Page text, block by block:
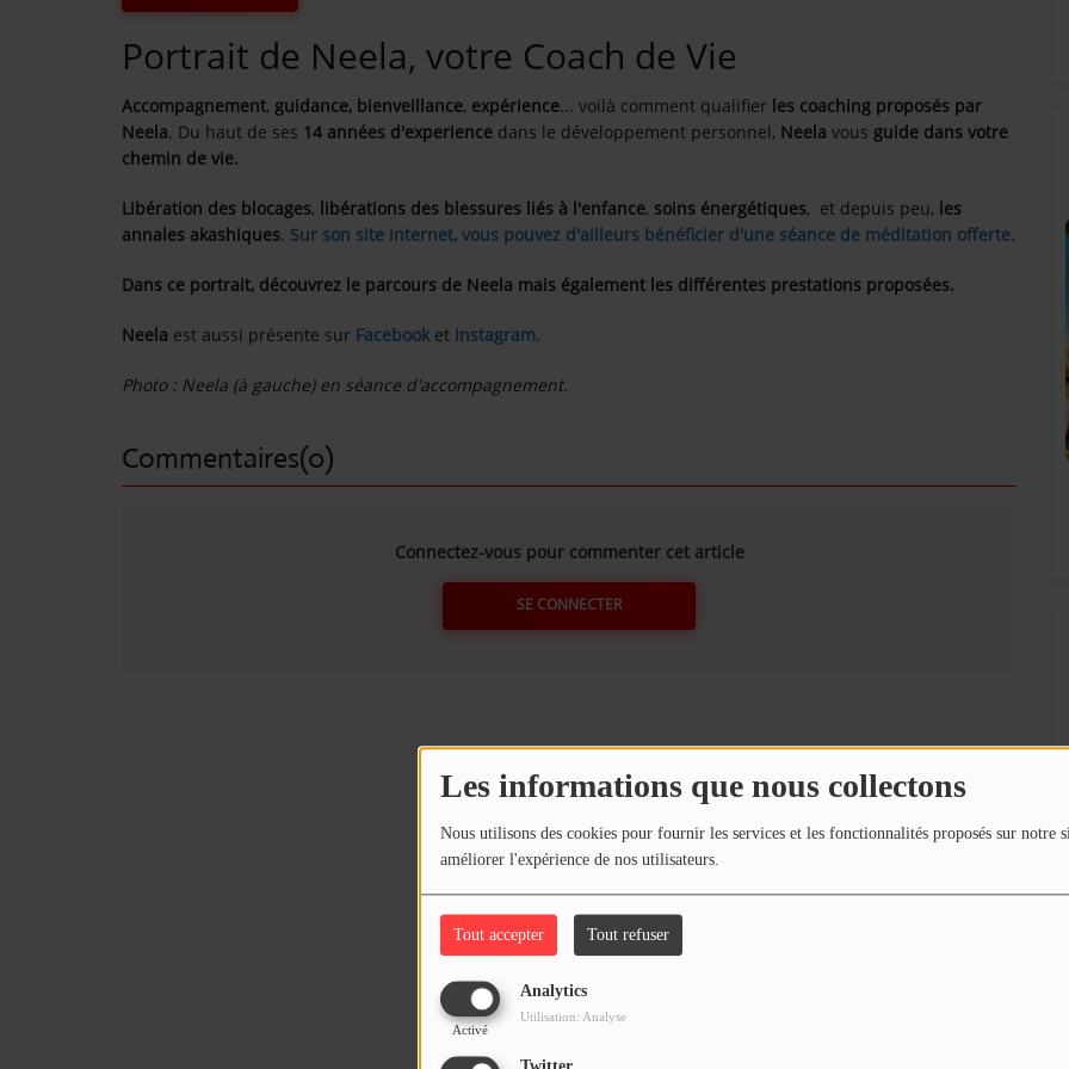
Les informations que nous collectons
Nous utilisons des cookies pour fournir les services et les fonctionnalités proposés sur notre
améliorer l'expérience de nos utilisateurs.
Tout accepter Tout refuser
Analytics
Activé
Utilisation: Analyse
OÙ SOMMES-NOUS ?
MENTIONS LÉGALES
UNE WEBRADIO DANS VOTRE ÉCOLE
FÊTEZ VOTRE ANNIVERSAIRE À
SUNALPES !
Portrait de Neela, votre Coach de Vie
Accompagnement, guidance, bienveillance, expérience... voilà comment qualifier les coaching proposés par
Neela. Du haut de ses 14 années d'experience dans le développement personnel, Neela vous guide dans votre
chemin de vie.
Libération des blocages, libérations des blessures liés à l'enfance, soins énergétiques, et depuis peu, les
annales akashiques. Sur son site internet, vous pouvez d'ailleurs bénéficier d'une séance de méditation offerte.
Dans ce portrait, découvrez le parcours de Neela mais également les différentes prestations proposées.
Neela est aussi présente sur Facebook et Instagram.
Photo : Neela (à gauche) en séance d'accompagnement.
Commentaires(0)
Connectez-vous pour commenter cet article
SE CONNECTER
mix reggae avec Retrouvez nos programmes en replay !